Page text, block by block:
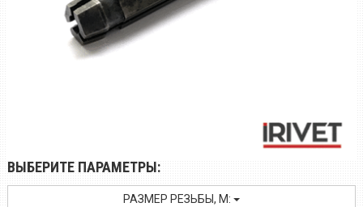
ВЫБЕРИТЕ ПАРАМЕТРЫ:
РАЗМЕР РЕЗЬБЫ, M: